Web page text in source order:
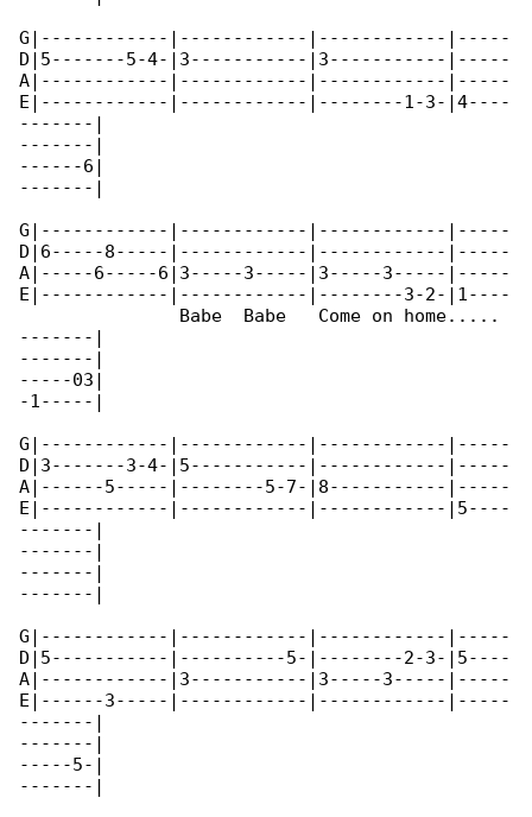
G|------------|------------|------------|-----
D|5-------5-4-|3-----------|3-----------|-----
A|------------|------------|------------|-----
E|------------|------------|--------1-3-|4----
-------|
-------|
------6|
-------|
G|------------|------------|------------|-----
D|6-----8-----|------------|------------|-----
A|-----6-----6|3-----3-----|3-----3-----|-----
E|------------|------------|--------3-2-|1----
               Babe  Babe   Come on home.....
-------|
-------|
-----03|
-1-----|
G|------------|------------|------------|-----
D|3-------3-4-|5-----------|------------|-----
A|------5-----|--------5-7-|8-----------|-----
E|------------|------------|------------|5----
-------|
-------|
-------|
-------|
G|------------|------------|------------|-----
D|5-----------|----------5-|--------2-3-|5----
A|------------|3-----------|3-----3-----|-----
E|------3-----|------------|------------|-----
-------|
-------|
-----5-|
-------|